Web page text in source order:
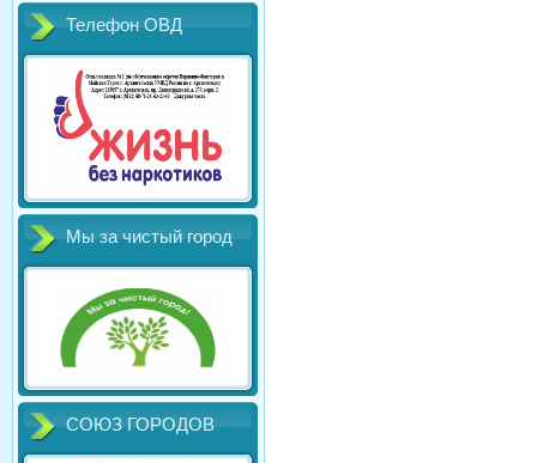
Телефон ОВД
Мы за чистый город
СОЮЗ ГОРОДОВ